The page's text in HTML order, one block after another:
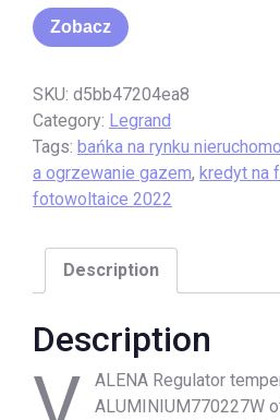
Zobacz
SKU: d5bb47204ea8
Category: Legrand
Tags: bańka na rynku
a ogrzewanie gazem, kredyt na
fotowoltaice 2022
Description
Description
ALENA Regulator
ALUMINIUM770227W